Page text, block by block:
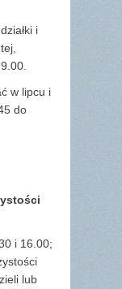
i
w lipcu i
do
i 16.00;
lub